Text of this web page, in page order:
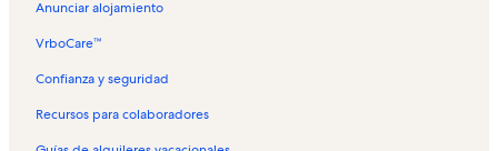
Anunciar alojamiento
VrboCare™
Confianza y seguridad
Recursos para colaboradores